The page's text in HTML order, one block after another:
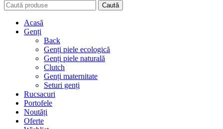
Caută
Acasă
Genți
Back
Genți piele ecologică
Genți piele naturală
Clutch
Genți maternitate
Seturi genți
Rucsacuri
Portofele
Noutăți
Oferte